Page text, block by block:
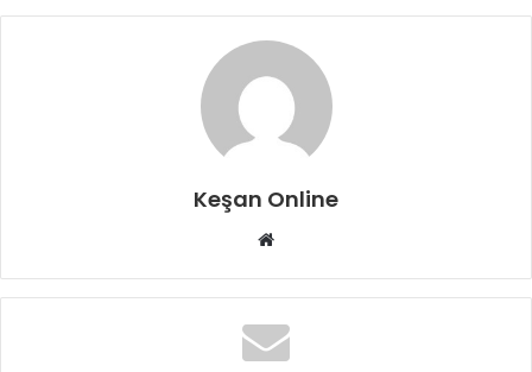
Keşan Online
Web